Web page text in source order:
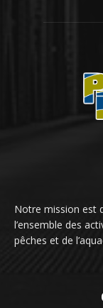
Notre mission est
l’ensemble des
pêches et de